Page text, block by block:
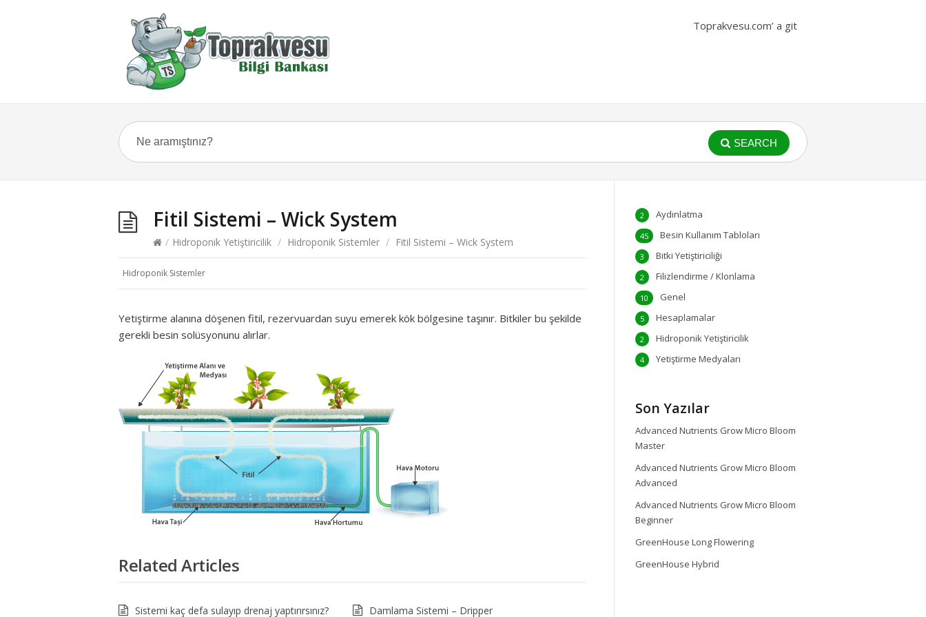
Toprakvesu.com’ a git
SEARCH
Fitil Sistemi – Wick System
/ Hidroponik Yetiştiricilik / Hidroponik Sistemler / Fitil Sistemi – Wick System
Hidroponik Sistemler
Yetiştirme alanına döşenen fitil, rezervuardan suyu emerek kök bölgesine taşınır. Bitkiler bu şekilde
gerekli besin solüsyonunu alırlar.
Related Articles
Sistemi kaç defa sulayıp drenaj yaptırırsınız? Damlama Sistemi – Dripper
Aydınlatma
2
Besin Kullanım Tabloları
45
Bitki Yetiştiriciliği
3
Filizlendirme / Klonlama
2
Genel
10
Hesaplamalar
5
Hidroponik Yetiştiricilik
2
Yetiştirme Medyaları
4
Son Yazılar
Advanced Nutrients Grow Micro Bloom
Master
Advanced Nutrients Grow Micro Bloom
Advanced
Advanced Nutrients Grow Micro Bloom
Beginner
GreenHouse Long Flowering
GreenHouse Hybrid